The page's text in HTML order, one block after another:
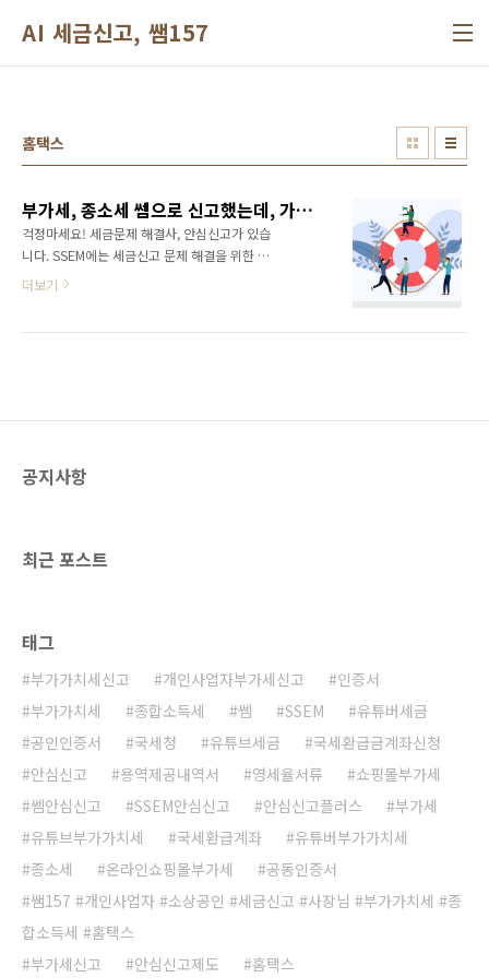
AI 세금신고, 쌤157
홈택스
부가세, 종소세 쎔으로 신고했는데, 가산세 나오면?
걱정마세요! 세금문제 해결사, 안심신고가 있습
니다. SSEM에는 세금신고 문제 해결을 위한 안
심신고 제도가 있습니다. 만에 하나 SSEM의 계
더보기
공지사항
최근 포스트
태그
부가가치세신고 개인사업자부가세신고
인증서
부가가치세
종합소득세 쎔 SSEM
유튜버세금
공인인증서
국세청 유튜브세금
국세환급금계좌신청
안심신고
용역제공내역서 영세율서류
쇼핑몰부가세
쎔안심신고
SSEM안심신고 안심신고플러스
부가세
유튜브부가가치세
국세환급계좌
유튜버부가가치세
종소세
온라인쇼핑몰부가세
공동인증서
쌤157 #개인사업자 #소상공인 #세금신고 #사장님 #부가가치세 #종
합소득세 #홈택스
부가세신고
안심신고제도 홈택스